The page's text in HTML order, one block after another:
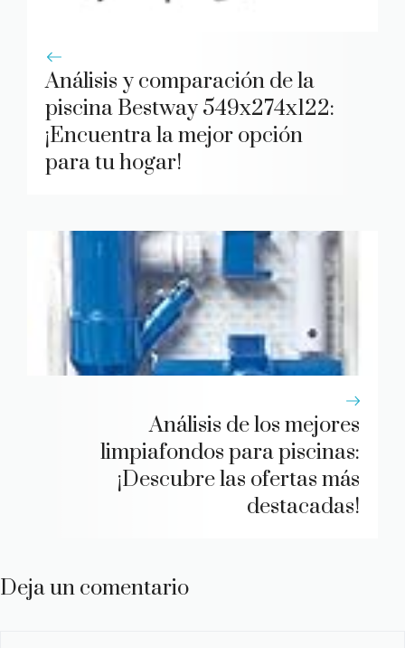
Análisis y comparación de la
piscina Bestway 549x274x122:
¡Encuentra la mejor opción
para tu hogar!
Análisis de los mejores
limpiafondos para piscinas:
¡Descubre las ofertas más
destacadas!
Deja un comentario